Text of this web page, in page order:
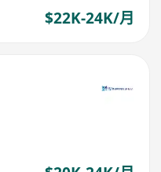
$22K-24K/月